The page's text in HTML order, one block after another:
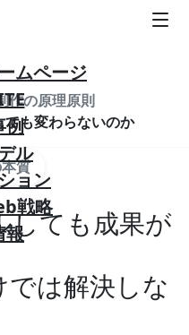
ムページ
例
ル
ョン
戦略
報
作の原理原則
も変わらないのか
質
しても成果が
は解決しな